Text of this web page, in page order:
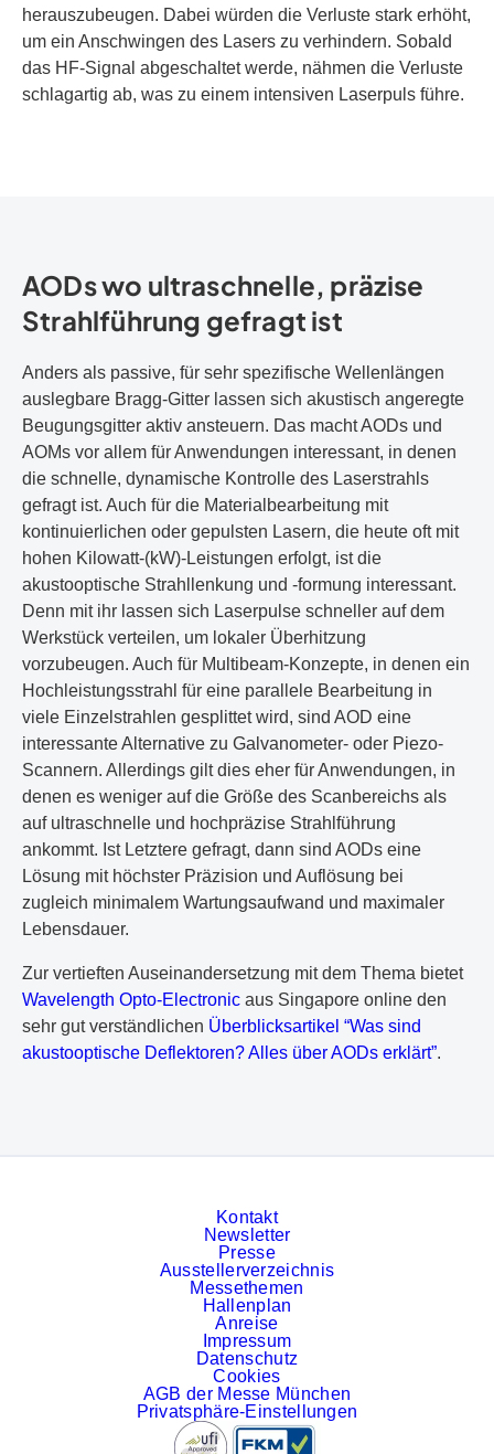
herauszubeugen. Dabei würden die Verluste stark erhöht,
um ein Anschwingen des Lasers zu verhindern. Sobald
das HF-Signal abgeschaltet werde, nähmen die Verluste
schlagartig ab, was zu einem intensiven Laserpuls führe.
AODs wo ultraschnelle, präzise
Strahlführung gefragt ist
Anders als passive, für sehr spezifische Wellenlängen
auslegbare Bragg-Gitter lassen sich akustisch angeregte
Beugungsgitter aktiv ansteuern. Das macht AODs und
AOMs vor allem für Anwendungen interessant, in denen
die schnelle, dynamische Kontrolle des Laserstrahls
gefragt ist. Auch für die Materialbearbeitung mit
kontinuierlichen oder gepulsten Lasern, die heute oft mit
hohen Kilowatt-(kW)-Leistungen erfolgt, ist die
akustooptische Strahllenkung und -formung interessant.
Denn mit ihr lassen sich Laserpulse schneller auf dem
Werkstück verteilen, um lokaler Überhitzung
vorzubeugen. Auch für Multibeam-Konzepte, in denen ein
Hochleistungsstrahl für eine parallele Bearbeitung in
viele Einzelstrahlen gesplittet wird, sind AOD eine
interessante Alternative zu Galvanometer- oder Piezo-
Scannern. Allerdings gilt dies eher für Anwendungen, in
denen es weniger auf die Größe des Scanbereichs als
auf ultraschnelle und hochpräzise Strahlführung
ankommt. Ist Letztere gefragt, dann sind AODs eine
Lösung mit höchster Präzision und Auflösung bei
zugleich minimalem Wartungsaufwand und maximaler
Lebensdauer.
Zur vertieften Auseinandersetzung mit dem Thema bietet
Wavelength Opto-Electronic aus Singapore online den
sehr gut verständlichen Überblicksartikel “Was sind
akustooptische Deflektoren? Alles über AODs erklärt”.
Kontakt
Newsletter
Presse
Ausstellerverzeichnis
Messethemen
Hallenplan
Anreise
Impressum
Datenschutz
Cookies
AGB der Messe München
Privatsphäre-Einstellungen